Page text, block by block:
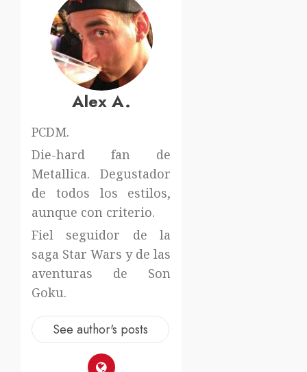
Alex A.
PCDM.
Die-hard fan de
Metallica. Degustador
de todos los estilos,
aunque con criterio.
Fiel seguidor de la
saga Star Wars y de las
aventuras de Son
Goku.
See author's posts